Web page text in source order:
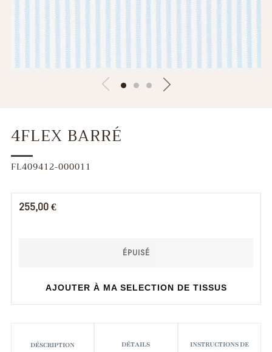
4FLEX BARRÉ
FL409412-000011
Prix
255,00 €
ÉPUISÉ
ACHETER
MAINTENANT
AJOUTER À MA SELECTION DE TISSUS
DÉSCRIPTION
DÉTAILS
INSTRUCTIONS DE